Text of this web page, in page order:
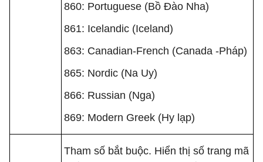
860: Portuguese (Bồ Đào Nha)
861: Icelandic (Iceland)
863: Canadian-French (Canada -Pháp)
865: Nordic (Na Uy)
866: Russian (Nga)
869: Modern Greek (Hy lạp)
Tham số bắt buộc. Hiển thị số trang mã